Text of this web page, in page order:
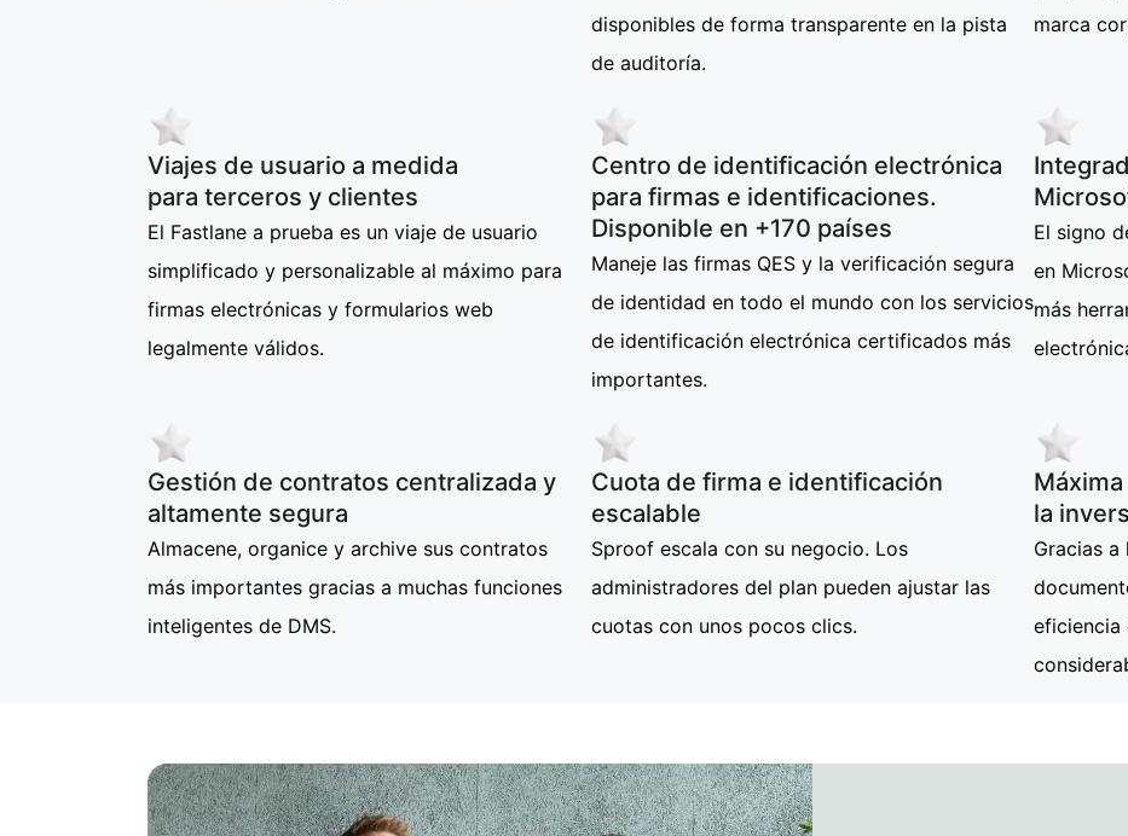
disponibles de forma transparente en la pista
de auditoría.
marca
Viajes de usuario a medida
para terceros y clientes
El Fastlane a prueba es un viaje de usuario
simplificado y personalizable al máximo para
firmas electrónicas y formularios web
legalmente válidos.
Centro de identificación electrónica
para firmas e identificaciones.
Disponible en +170 países
Maneje las firmas QES y la verificación segura
de identidad en todo el mundo con los servicios
de identificación electrónica certificados más
importantes.
El signo
en
más
Gestión de contratos centralizada y
altamente segura
Almacene, organice y archive sus contratos
más importantes gracias a muchas funciones
inteligentes de DMS.
Cuota de firma e identificación
escalable
Sproof escala con su negocio. Los
administradores del plan pueden ajustar las
cuotas con unos pocos clics.
la
Gracias
eficiencia